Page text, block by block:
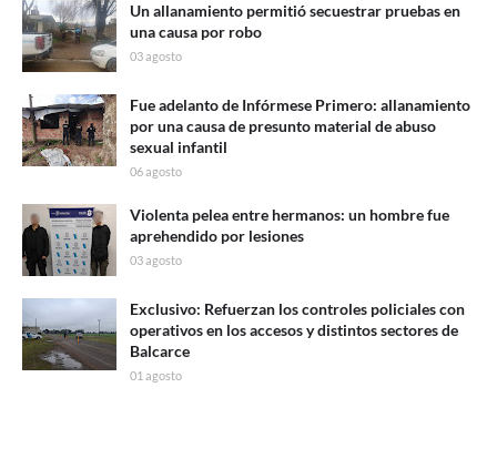
Un allanamiento permitió secuestrar pruebas en
una causa por robo
03 agosto
Fue adelanto de Infórmese Primero: allanamiento
por una causa de presunto material de abuso
sexual infantil
06 agosto
Violenta pelea entre hermanos: un hombre fue
aprehendido por lesiones
03 agosto
Exclusivo: Refuerzan los controles policiales con
operativos en los accesos y distintos sectores de
Balcarce
01 agosto